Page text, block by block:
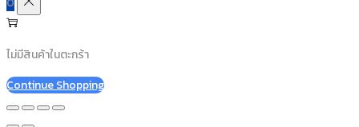
ไม่มีสินค้าในตะกร้า
Continue Shopping